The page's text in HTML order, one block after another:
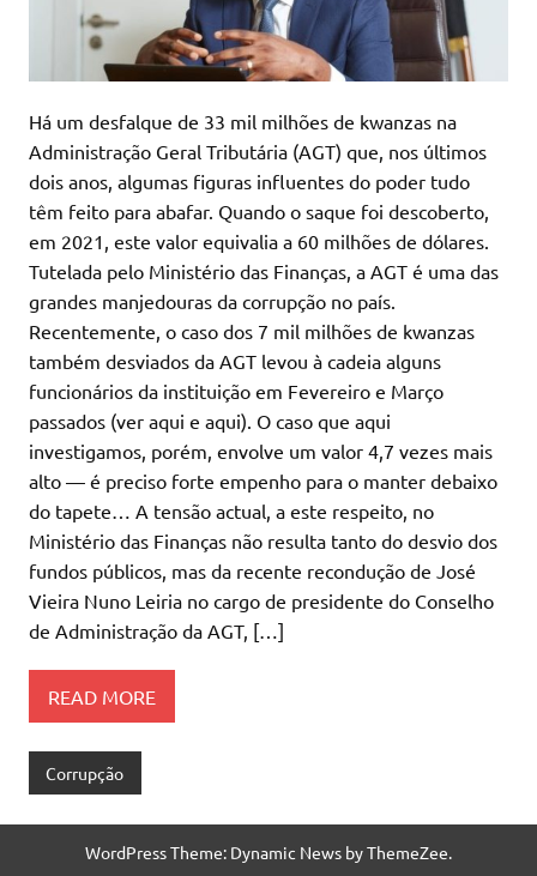
Há um desfalque de 33 mil milhões de kwanzas na
Administração Geral Tributária (AGT) que, nos últimos
dois anos, algumas figuras influentes do poder tudo
têm feito para abafar. Quando o saque foi descoberto,
em 2021, este valor equivalia a 60 milhões de dólares.
Tutelada pelo Ministério das Finanças, a AGT é uma das
grandes manjedouras da corrupção no país.
Recentemente, o caso dos 7 mil milhões de kwanzas
também desviados da AGT levou à cadeia alguns
funcionários da instituição em Fevereiro e Março
passados (ver aqui e aqui). O caso que aqui
investigamos, porém, envolve um valor 4,7 vezes mais
alto — é preciso forte empenho para o manter debaixo
do tapete… A tensão actual, a este respeito, no
Ministério das Finanças não resulta tanto do desvio dos
fundos públicos, mas da recente recondução de José
Vieira Nuno Leiria no cargo de presidente do Conselho
de Administração da AGT, […]
READ MORE
Corrupção
WordPress Theme: Dynamic News by ThemeZee.